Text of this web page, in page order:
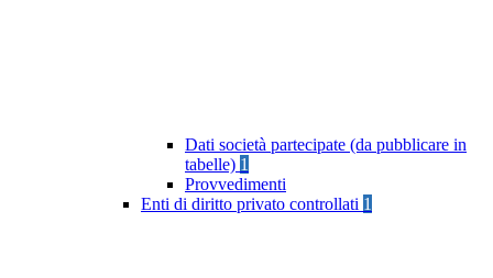
Dati società partecipate (da pubblicare in
tabelle) 1
Provvedimenti
Enti di diritto privato controllati 1